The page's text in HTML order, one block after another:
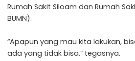
Rumah Sakit Siloam dan Rumah
BUMN).
“Apapun yang mau kita lakukan,
ada yang tidak bisa,” tegasnya.